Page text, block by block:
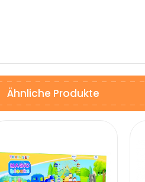
Ähnliche Produkte